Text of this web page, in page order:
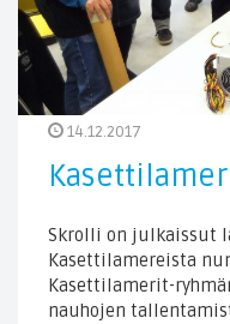
14.12.2017
Skrolli on julkaissut
Kasettilamereista
Kasettilamerit-
nauhojen